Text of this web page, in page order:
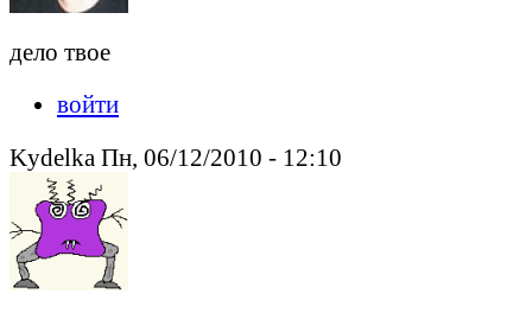
дело твое
войти
Kydelka Пн, 06/12/2010 - 12:10